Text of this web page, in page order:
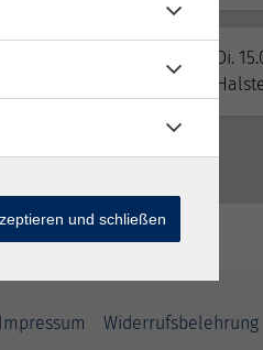
Di.
Impressum Widerrufsbelehrung
und schließen